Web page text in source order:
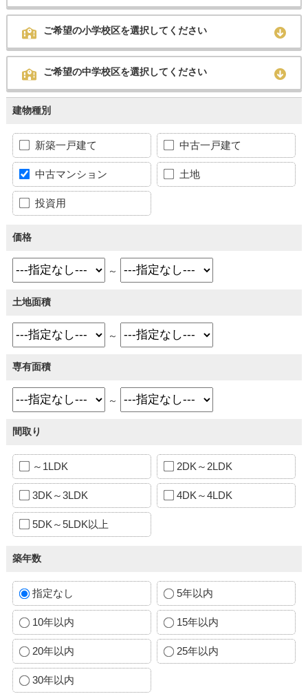
ご希望の小学校区を選択してください
ご希望の中学校区を選択してください
建物種別
新築一戸建て 中古一戸建て
中古マンション 土地
投資用
価格
～
土地面積
～
専有面積
～
間取り
～1LDK 2DK～2LDK
3DK～3LDK 4DK～4LDK
5DK～5LDK以上
築年数
指定なし 5年以内
10年以内 15年以内
20年以内 25年以内
30年以内